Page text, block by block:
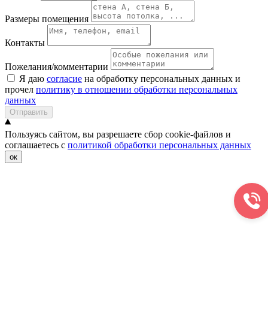
Размеры помещения
Контакты
Пожелания/комментарии
Я даю согласие на обработку персональных данных и
прочел политику в отношении обработки персональных
данных
Отправить
Пользуясь сайтом, вы разрешаете сбор cookie-файлов и
соглашаетесь с политикой обработки персональных данных
ок